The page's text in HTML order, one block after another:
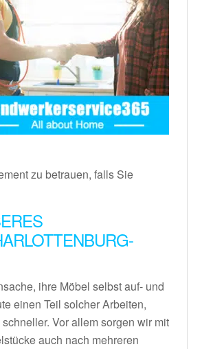
zu betrauen, falls Sie
ihre Möbel selbst auf- und
einen Teil solcher Arbeiten,
Vor allem sorgen wir mit
auch nach mehreren